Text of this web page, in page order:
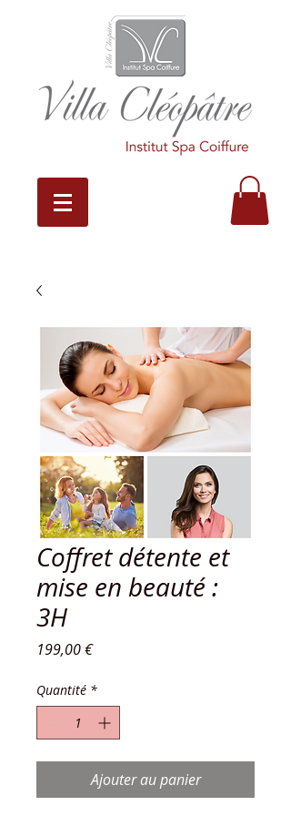
Coffret détente et
mise en beauté :
3H
199,00 €Prix
Quantité *
Ajouter au panier